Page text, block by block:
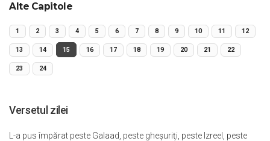
Alte Capitole
1 2 3 4 5 6 7 8 9 10 11 12
13 14 15 16 17 18 19 20 21 22
23 24
Versetul zilei
L-a pus împărat peste Galaad, peste gheşuriţi, peste Izreel, peste